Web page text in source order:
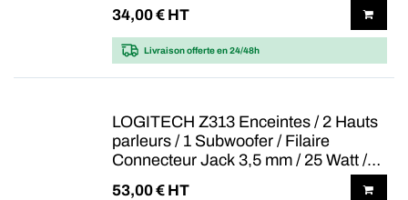
34,00€ HT
Livraison offerteen 24/48h
LOGITECH Z313 Enceintes / 2 Hauts
parleurs / 1 Subwoofer / Filaire
Connecteur Jack 3,5 mm / 25 Watt /
53,00€ HT